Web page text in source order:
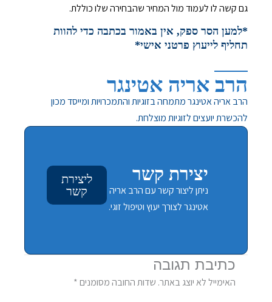
גם קשה לו לעמוד מול המחיר שהבחירה שלו כוללת.
*למען הסר ספק, אין באמור בכתבה כדי להוות
תחליף לייעוץ פרטני אישי*
הרב אריה אטינגר
הרב אריה אטינגר מתמחה בזוגיות והתמכרויות ומייסד מכון
להכשרת יועצים לזוגיות מוצלחת.
יצירת קשר
ניתן ליצור קשר עם הרב אריה
אטינגר לצורך יעוץ וטיפול זוגי.
ליצירת
קשר
כתיבת תגובה
האימייל לא יוצג באתר. שדות החובה מסומנים*